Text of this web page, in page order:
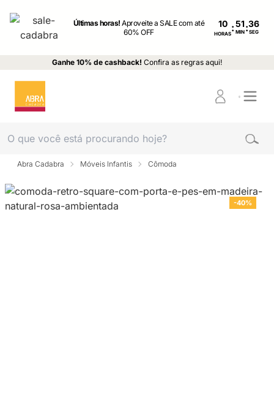
Últimas horas!Aproveite a SALE com até
60% OFF
10
HORAS: MIN : SEG
Ganhe 10% de cashback! Confira as regras aqui!
Abra Cadabra Móveis Infantis Cômoda
-40%